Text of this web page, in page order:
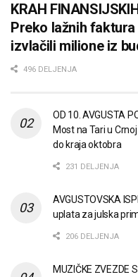
KRAH
Preko lažnih faktura
izvlačili milione iz
496 DELJENJA
OD 10. AVGUSTA
Most na Tari u
do kraja oktobra
231 DELJENJA
AVGUSTOVSKA
uplata za julska
206 DELJENJA
MUZIČKE ZVEZDE